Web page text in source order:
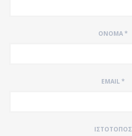
ΌΝΟΜΑ*
EMAIL*
ΙΣΤΌΤΟΠΟΣ